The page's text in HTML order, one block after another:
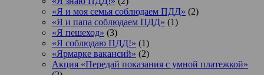
«Я и моя семья соблюдаем ПДД» (2)
«Я и папа соблюдаем ПДД» (1)
«Я пешеход» (3)
«Я соблюдаю ПДД!» (1)
«Ярмарке вакансий» (2)
Акция «Передай показания с умной платежкой»